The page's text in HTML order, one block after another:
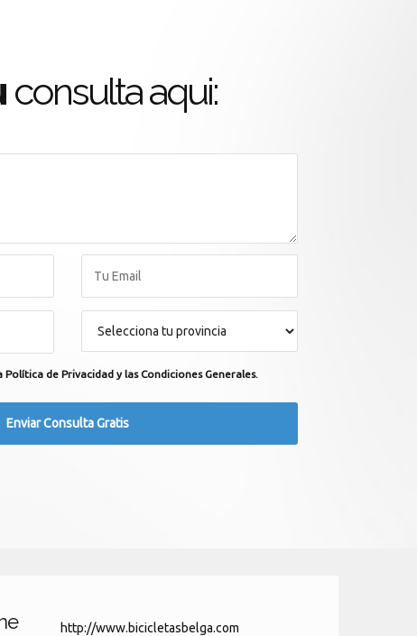
consulta aqui:
de Privacidad y las Condiciones Generales.
http://www.bicicletasbelga.com